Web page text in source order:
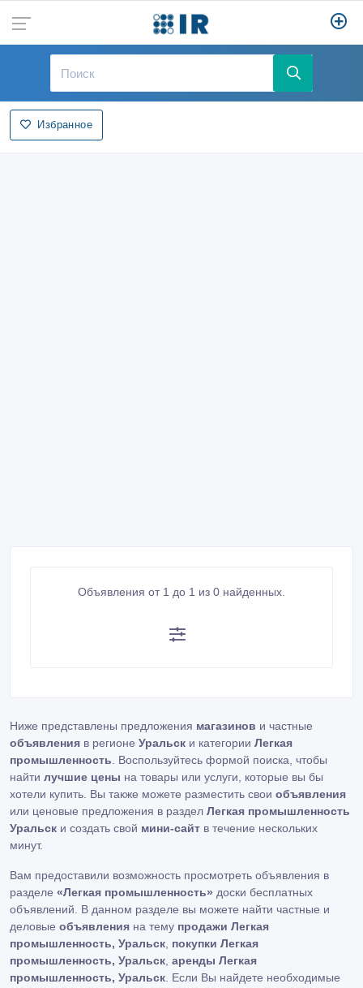
Избранное
Объявления от 1 до 1 из 0 найденных.
Ниже представлены предложения магазинов и частные
объявления в регионе Уральск и категории Легкая
промышленность . Воспользуйтесь формой поиска, чтобы
найти лучшие цены на товары или услуги, которые вы бы
хотели купить. Вы также можете разместить свои объявления
или ценовые предложения в раздел Легкая промышленность
Уральск и создать свой мини-сайт в течение нескольких
минут.
Вам предоставили возможность просмотреть объявления в
разделе «Легкая промышленность» доски бесплатных
объявлений. В данном разделе вы можете найти частные и
деловые объявления на тему продажи Легкая
промышленность, Уральск покупки Легкая
промышленность, Уральск аренды Легкая
промышленность, Уральск . Если Вы найдете необходимые